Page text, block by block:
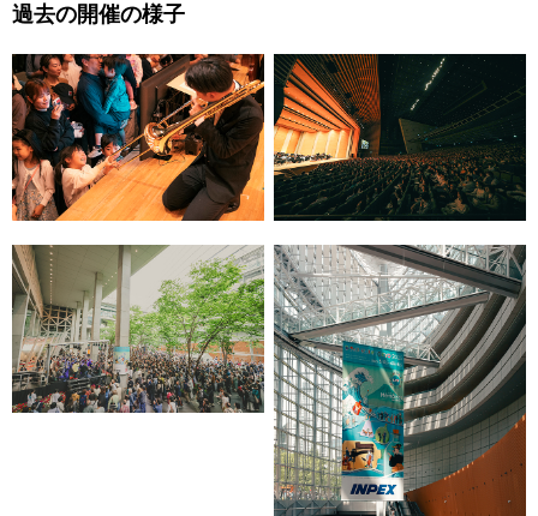
過去の開催の様子